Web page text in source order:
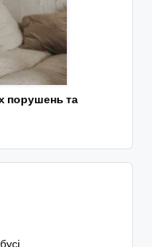
порушень та